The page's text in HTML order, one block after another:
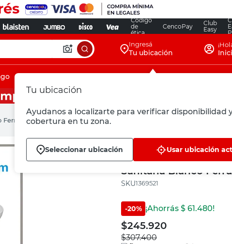
Código
de
ética
CencoPay
Club
Easy
Ingresá
Tu ubicación
Tu ubicación
Ayudanos a localizarte para verificar disponibilidad
cobertura en tu zona.
Seleccionar ubicación Usar ubicación
Servicios
Ferrum
Ferrum
Vanitory Andina
Sanitaria Blanco
:1369521
-20% ¡Ahorrás $ 61.480!
$245.920
$307.400